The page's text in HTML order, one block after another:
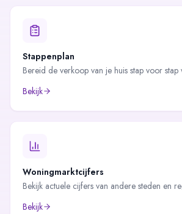
Stappenplan
Bereid de verkoop van je huis stap voor stap
Bekijk
Woningmarktcijfers
Bekijk actuele cijfers van andere steden en
Bekijk